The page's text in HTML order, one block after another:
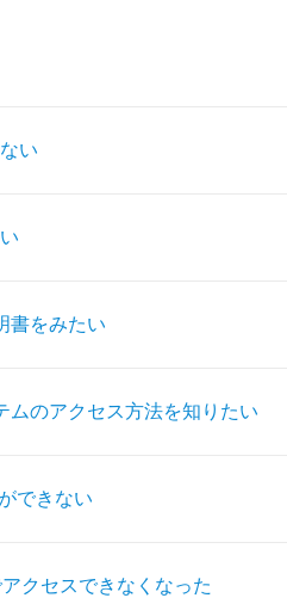
い
書をみたい
ムのアクセス方法を知りたい
できない
クセスできなくなった